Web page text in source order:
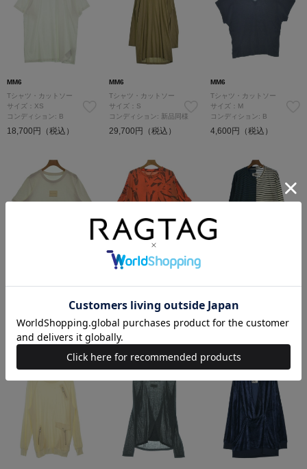
MM6
Tシャツ・カットソー
サイズ：XS
コンディション: B
18,700円（税込）
MM6
Tシャツ・カットソー
サイズ：S
コンディション: 新品同様
29,700円（税込）
MM6
Tシャツ・カットソー
サイズ：M
コンディション: B
4,600円（税込）
Tシャツ・カットソー
18,700円（税込）
Tシャツ・カットソー
コンディション: B
12,600円（税込）
Tシャツ・カットソー
コンディション: A
25,300円（税込）